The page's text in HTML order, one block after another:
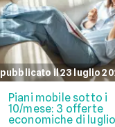
pubblicato il 23 luglio
Piani mobile sotto i
10/mese: 3 offerte
economiche di